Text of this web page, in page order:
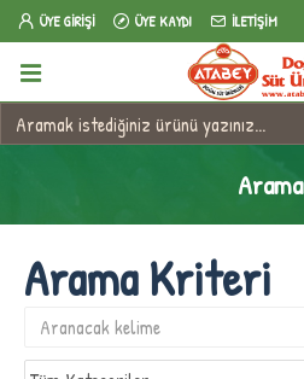
ÜYE GIRIŞI ÜYE KAYDI İLETIŞIM
Arama
Arama Kriteri